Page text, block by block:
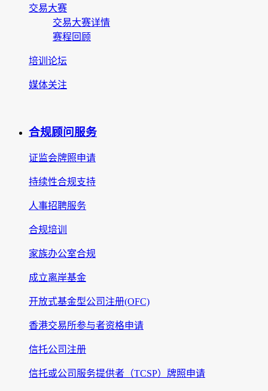
交易大赛
交易大赛详情
赛程回顾
培训论坛
媒体关注
合规顾问服务
证监会牌照申请
持续性合规支持
人事招聘服务
合规培训
家族办公室合规
成立离岸基金
开放式基金型公司注册(OFC)
香港交易所参与者资格申请
信托公司注册
信托或公司服务提供者（TCSP）牌照申请